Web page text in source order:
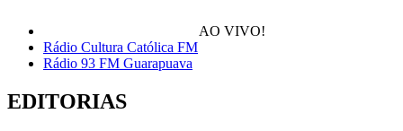
AO VIVO!
Rádio Cultura Católica FM
Rádio 93 FM Guarapuava
EDITORIAS